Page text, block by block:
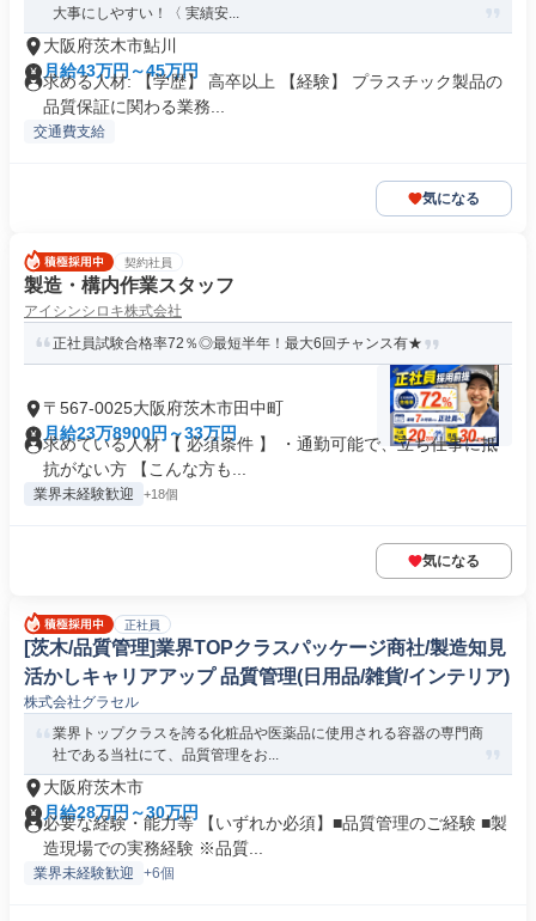
大事にしやすい！〈 実績安...
大阪府茨木市鮎川
月給43万円～45万円
求める人材: 【学歴】 高卒以上 【経験】 プラスチック製品の
品質保証に関わる業務...
交通費支給
気になる
契約社員
製造・構内作業スタッフ
アイシンシロキ株式会社
正社員試験合格率72％◎最短半年！最大6回チャンス有★
〒567-0025大阪府茨木市田中町
月給23万8900円～33万円
求めている人材 【 必須条件 】 ・通勤可能で、立ち仕事に抵
抗がない方 【こんな方も...
業界未経験歓迎 +18個
気になる
正社員
[茨木/品質管理]業界TOPクラスパッケージ商社/製造知見
活かしキャリアアップ 品質管理(日用品/雑貨/インテリア)
株式会社グラセル
業界トップクラスを誇る化粧品や医薬品に使用される容器の専門商
社である当社にて、品質管理をお...
大阪府茨木市
月給28万円～30万円
必要な経験・能力等 【いずれか必須】■品質管理のご経験 ■製
造現場での実務経験 ※品質...
業界未経験歓迎 +6個